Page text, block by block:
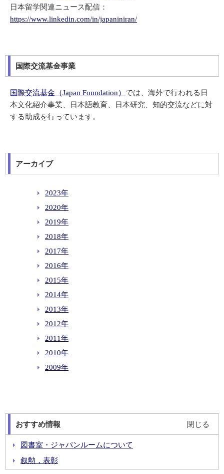
日本留学関連ニュース配信：
https://www.linkedin.com/in/japaniniran/
国際交流基金事業
国際交流基金（Japan Foundation） では、海外で行われる日
本文化紹介事業、日本語教育、日本研究、知的交流などに対
する助成を行っています。
アーカイブ
2023年
2020年
2019年
2018年
2017年
2016年
2015年
2014年
2013年
2012年
2011年
2010年
2009年
おすすめ情報 閉じる
図書室・ジャパンルームについて
叙勲，表彰